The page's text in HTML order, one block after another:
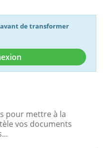
de transformer
pour mettre à la
vos documents